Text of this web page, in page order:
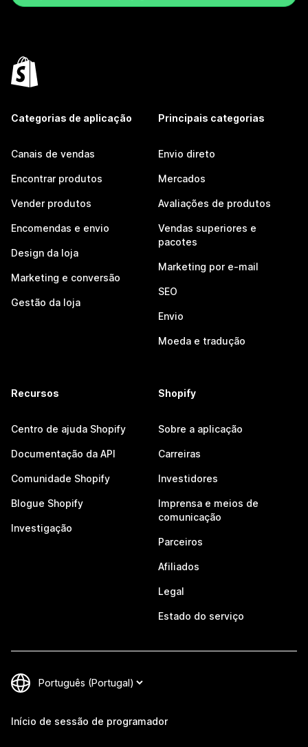
Categorias de aplicação
Canais de vendas
Encontrar produtos
Vender produtos
Encomendas e envio
Design da loja
Marketing e conversão
Gestão da loja
Principais categorias
Envio direto
Mercados
Avaliações de produtos
Vendas superiores e
pacotes
Marketing por e-mail
SEO
Envio
Moeda e tradução
Recursos
Centro de ajuda Shopify
Documentação da API
Comunidade Shopify
Blogue Shopify
Investigação
Shopify
Sobre a aplicação
Carreiras
Investidores
Imprensa e meios de
comunicação
Parceiros
Afiliados
Legal
Estado do serviço
Início de sessão de programador